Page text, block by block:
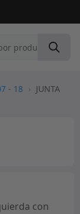
- 18 › JUNTA
con